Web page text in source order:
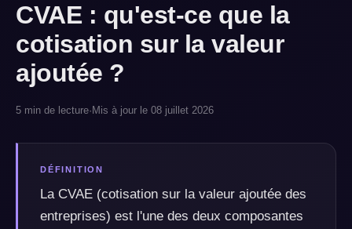
CVAE : qu'est-ce que la
cotisation sur la valeur
ajoutée ?
5 min de lecture· Mis à jour le 08 juillet 2026
DÉFINITION
La CVAE (cotisation sur la valeur ajoutée des
entreprises) est l'une des deux composantes